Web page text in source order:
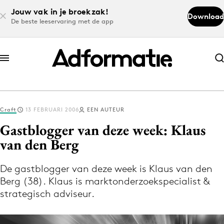
Jouw vak in je broekzak!
De beste leeservaring met de app
Download
Abonneer nu
Abonneer nu
Log in
Volg het laatste nieuws via de Adformatie
Nieuws app
Craft 13 FEBRUARI 2006 EEN AUTEUR
Gastblogger van deze week: Klaus
van den Berg
De gastblogger van deze week is Klaus van den
Berg (38). Klaus is marktonderzoekspecialist &
strategisch adviseur.